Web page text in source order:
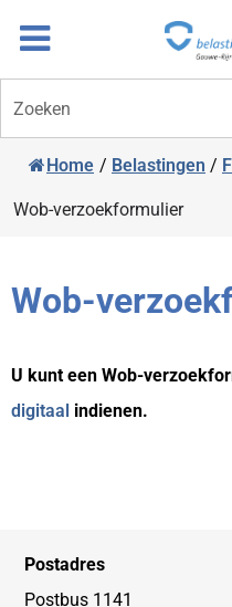
naar
inhoud
door
naar
navigatie
Zoeken
Home / Belastingen /
Wob-verzoekformulier
Wob-
U kunt een Wob-
digitaal indienen.
Postadres
Postbus 1141